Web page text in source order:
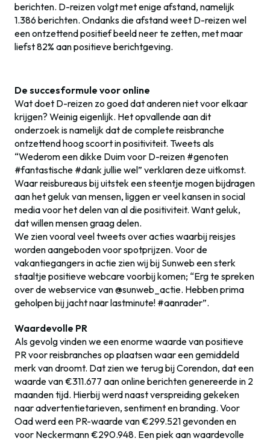
berichten. D-reizen volgt met enige afstand, namelijk
1.386 berichten. Ondanks die afstand weet D-reizen wel
een ontzettend positief beeld neer te zetten, met maar
liefst 82% aan positieve berichtgeving.
De succesformule voor online
Wat doet D-reizen zo goed dat anderen niet voor elkaar
krijgen? Weinig eigenlijk. Het opvallende aan dit
onderzoek is namelijk dat de complete reisbranche
ontzettend hoog scoort in positiviteit. Tweets als
“Wederom een dikke Duim voor D-reizen #genoten
#fantastische #dank jullie wel” verklaren deze uitkomst.
Waar reisbureaus bij uitstek een steentje mogen bijdragen
aan het geluk van mensen, liggen er veel kansen in social
media voor het delen van al die positiviteit. Want geluk,
dat willen mensen graag delen.
We zien vooral veel tweets over acties waarbij reisjes
worden aangeboden voor spotprijzen. Voor de
vakantiegangers in actie zien wij bij Sunweb een sterk
staaltje positieve webcare voorbij komen; “Erg te spreken
over de webservice van @sunweb_actie. Hebben prima
geholpen bij jacht naar lastminute! #aanrader”.
Waardevolle PR
Als gevolg vinden we een enorme waarde van positieve
PR voor reisbranches op plaatsen waar een gemiddeld
merk van droomt. Dat zien we terug bij Corendon, dat een
waarde van €311.677 aan online berichten genereerde in 2
maanden tijd. Hierbij werd naast verspreiding gekeken
naar advertentietarieven, sentiment en branding. Voor
Oad werd een PR-waarde van €299.521 gevonden en
voor Neckermann €290.948. Een piek aan waardevolle